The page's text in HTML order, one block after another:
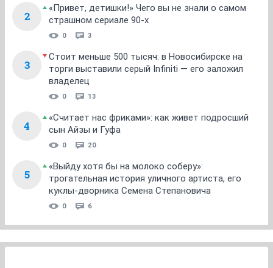
2
«Привет, детишки!» Чего вы не знали о самом
страшном сериале 90-х
0 3
3
Стоит меньше 500 тысяч: в Новосибирске на
торги выставили серый Infiniti — его заложил
владелец
0 13
4
«Считает нас фриками»: как живет подросший
сын Айзы и Гуфа
0 20
5
«Выйду хотя бы на молоко соберу»:
трогательная история уличного артиста, его
куклы-дворника Семена Степановича
0 6